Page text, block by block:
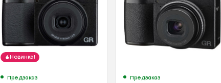
Новинка!
Предзаказ Предзаказ